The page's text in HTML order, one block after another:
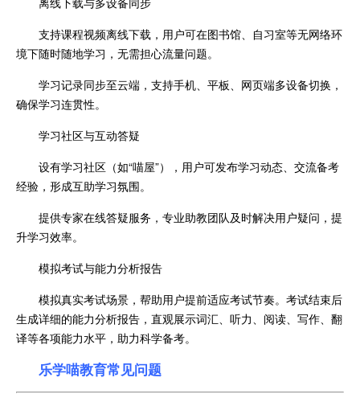
支持课程视频离线下载，用户可在图书馆、自习室等无网络环
境下随时随地学习，无需担心流量问题。
学习记录同步至云端，支持手机、平板、网页端多设备切换，
确保学习连贯性。
学习社区与互动答疑
设有学习社区（如“喵屋”），用户可发布学习动态、交流备考
经验，形成互助学习氛围。
提供专家在线答疑服务，专业助教团队及时解决用户疑问，提
升学习效率。
模拟考试与能力分析报告
模拟真实考试场景，帮助用户提前适应考试节奏。考试结束后
生成详细的能力分析报告，直观展示词汇、听力、阅读、写作、翻
译等各项能力水平，助力科学备考。
乐学喵教育常见问题